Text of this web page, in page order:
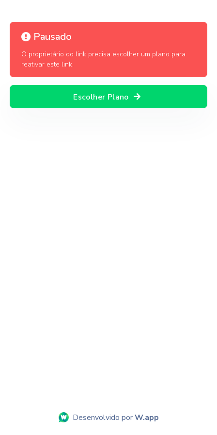
Pausado
O proprietário do link precisa escolher um plano para
reativar este link.
Escolher Plano
Desenvolvido porW.app